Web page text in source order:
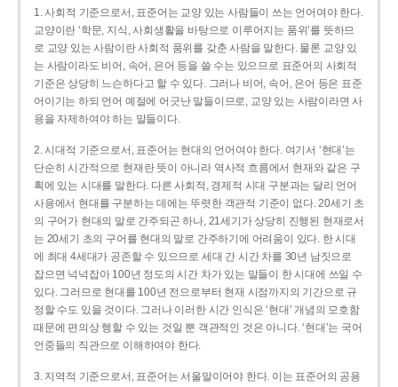
1. 사회적 기준으로서, 표준어는 교양 있는 사람들이 쓰는 언어여야 한다.
교양이란 ‘학문, 지식, 사회생활을 바탕으로 이루어지는 품위’를 뜻하므
로 교양 있는 사람이란 사회적 품위를 갖춘 사람을 말한다. 물론 교양 있
는 사람이라도 비어, 속어, 은어 등을 쓸 수는 있으므로 표준어의 사회적
기준은 상당히 느슨하다고 할 수 있다. 그러나 비어, 속어, 은어 등은 표준
어이기는 하되 언어 예절에 어긋난 말들이므로, 교양 있는 사람이라면 사
용을 자제하여야 하는 말들이다.
2. 시대적 기준으로서, 표준어는 현대의 언어여야 한다. 여기서 ‘현대’는
단순히 시간적으로 현재란 뜻이 아니라 역사적 흐름에서 현재와 같은 구
획에 있는 시대를 말한다. 다른 사회적, 경제적 시대 구분과는 달리 언어
사용에서 현대를 구분하는 데에는 뚜렷한 객관적 기준이 없다. 20세기 초
의 구어가 현대의 말로 간주되곤 하나, 21세기가 상당히 진행된 현재로서
는 20세기 초의 구어를 현대의 말로 간주하기에 어려움이 있다. 한 시대
에 최대 4세대가 공존할 수 있으므로 세대 간 시간 차를 30년 남짓으로
잡으면 넉넉잡아 100년 정도의 시간 차가 있는 말들이 한 시대에 쓰일 수
있다. 그러므로 현대를 100년 전으로부터 현재 시점까지의 기간으로 규
정할 수도 있을 것이다. 그러나 이러한 시간 인식은 ‘현대’ 개념의 모호함
때문에 편의상 행할 수 있는 것일 뿐 객관적인 것은 아니다. ‘현대’는 국어
언중들의 직관으로 이해하여야 한다.
3. 지역적 기준으로서, 표준어는 서울말이어야 한다. 이는 표준어의 공용